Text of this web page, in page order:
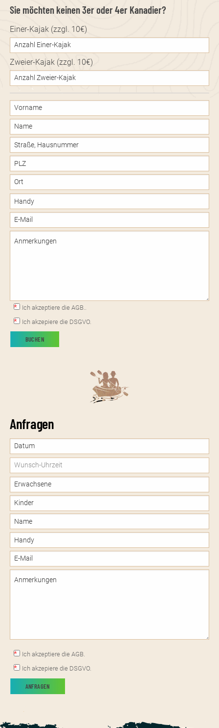
Sie möchten keinen 3er oder 4er Kanadier?
Einer-Kajak (zzgl. 10€)
Zweier-Kajak (zzgl. 10€)
Ich akzeptiere die AGB..
Ich akzepiere die DSGVO.
Anfragen
Datum:
Date
Ich akzeptiere die AGB.
Ich akzepiere die DSGVO.